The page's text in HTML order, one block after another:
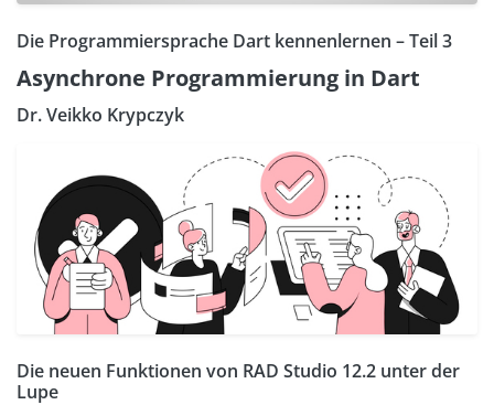
Die Programmiersprache Dart kennenlernen – Teil 3
Asynchrone Programmierung in Dart
Dr. Veikko Krypczyk
Die neuen Funktionen von RAD Studio 12.2 unter der
Lupe